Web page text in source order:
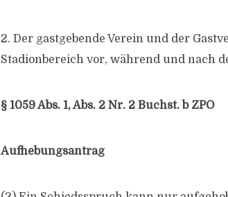
2. Der gastgebende Verein und der
Stadionbereich vor, während und nach
§ 1059 Abs. 1, Abs. 2 Nr. 2 Buchst. b ZPO
Aufhebungsantrag